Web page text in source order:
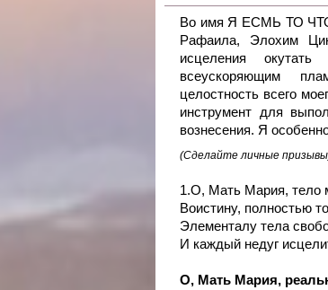
Во имя Я ЕСМЬ ТО
Рафаила, Элохим
исцеления
всеускоряющим
целостность всего
инструмент для
вознесения. Я
(Сделайте личные
1.О, Мать Мария, тело
Воистину, полностью
Элементалу тела
И каждый недуг
О, Мать Мария,